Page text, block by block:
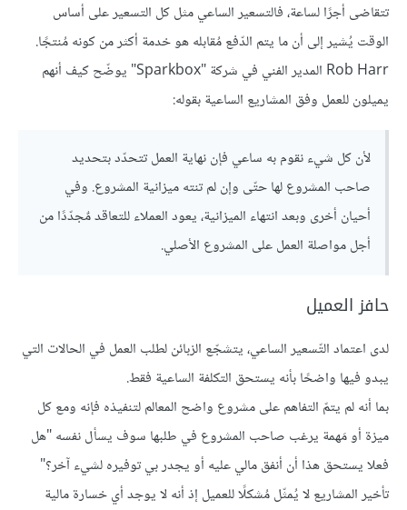
تتقاضى أجرًا لساعة، فالتسعير الساعي مثل كل التسعير على أساس
الوقت يُشير إلى أن ما يتم الدّفع مُقابله هو خدمة أكثر من كونه مُنتجًا.
Rob Harr المدير الفني في شركة "Sparkbox" يوضّح كيف أنهم
يميلون للعمل وفق المشاريع الساعية بقوله:
لأن كل شيء نقوم به ساعي فإن نهاية العمل تتحدّد بتحديد
صاحب المشروع لها حتّى وإن لم تنته ميزانية المشروع. وفي
أحيان أخرى وبعد انتهاء الميزانية، يعود العملاء للتعاقد مٌجدّدًا من
أجل مواصلة العمل على المشروع الأصلي.
حافز العميل
لدى اعتماد التّسعير الساعي، يتشجّع الزبائن لطلب العمل في الحالات التي
يبدو فيها واضحًا بأنه يستحق التكلفة الساعية فقط.
بما أنه لم يتمّ التفاهم على مشروع واضح المعالم لتنفيذه فإنه ومع كل
ميزة أو مَهمة يرغب صاحب المشروع في طلبها سوف يسأل نفسه "هل
فعلا يستحق هذا أن أنفق مالي عليه أو يجدر بي توفيره لشيء آخر؟"
تأخير المشاريع لا يُمثّل مُشكلًا للعميل إذ أنه لا يوجد أي خسارة مالية